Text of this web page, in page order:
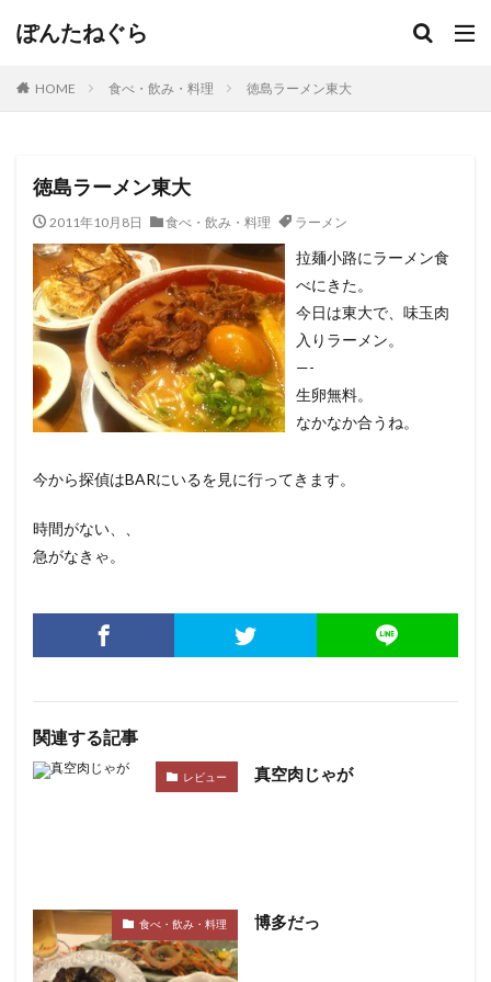
ぽんたねぐら
HOME 食べ・飲み・料理 徳島ラーメン東大
徳島ラーメン東大
2011年10月8日 食べ・飲み・料理 ラーメン
拉麺小路にラーメン食
べにきた。
今日は東大で、味玉肉
入りラーメン。
—-
生卵無料。
なかなか合うね。
今から探偵はBARにいるを見に行ってきます。
時間がない、、
急がなきゃ。
関連する記事
レビュー 真空肉じゃが
食べ・飲み・料理 博多だっ